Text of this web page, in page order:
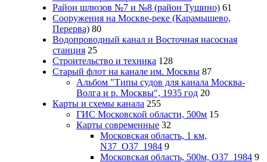
Район шлюзов №7 и №8 (район Тушино) 61
Сооружения на Москве-реке (Карамышево,
Перерва) 80
Водопроводный канал и Восточная насосная
станция 25
Строительство и техника 128
Старый флот на канале им. Москвы 87
Альбом "Типы судов для канала Москва-
Волга и р. Москвы", 1935 год 20
Карты и схемы канала 255
ГИС Московcкой области, 500м 15
Карты современные 32
Московская область, 1 км,
N37_O37_1984 9
Московская область, 500м, О37_1984 9